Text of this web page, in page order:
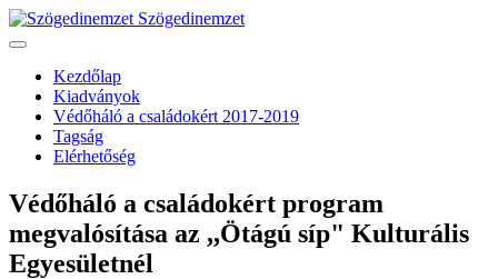
Szögedinemzet
Kezdőlap
Kiadványok
Védőháló a családokért 2017-2019
Tagság
Elérhetőség
Védőháló a családokért program
megvalósítása az ,,Ötágú síp" Kulturális
Egyesületnél